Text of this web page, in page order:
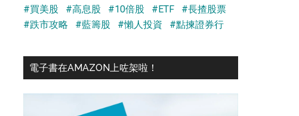
#買美股
#高息股 #10倍股 #ETF
#長揸股票
#跌市攻略
#藍籌股 #懶人投資 #點揀證券行
電子書在AMAZON上咗架啦！